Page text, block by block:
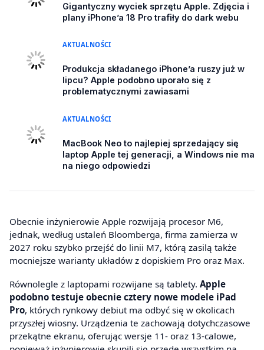
Gigantyczny wyciek sprzętu Apple. Zdjęcia i
plany iPhone’a 18 Pro trafiły do dark webu
AKTUALNOŚCI
Produkcja składanego iPhone’a ruszy już w
lipcu? Apple podobno uporało się z
problematycznymi zawiasami
AKTUALNOŚCI
MacBook Neo to najlepiej sprzedający się
laptop Apple tej generacji, a Windows nie ma
na niego odpowiedzi
Obecnie inżynierowie Apple rozwijają procesor M6,
jednak, według ustaleń Bloomberga, firma zamierza w
2027 roku szybko przejść do linii M7, którą zasilą także
mocniejsze warianty układów z dopiskiem Pro oraz Max.
Równolegle z laptopami rozwijane są tablety. Apple
podobno testuje obecnie cztery nowe modele iPad
Pro, których rynkowy debiut ma odbyć się w okolicach
przyszłej wiosny. Urządzenia te zachowają dotychczasowe
przekątne ekranu, oferując wersje 11- oraz 13-calowe,